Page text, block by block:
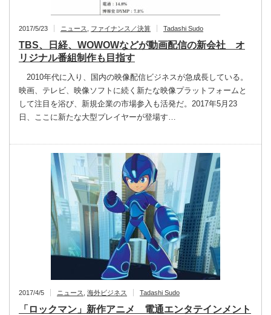
2017/5/23 ニュース ファイナンス／決算 Tadashi Sudo
TBS、日経、WOWOWなどが動画配信の新会社 オ
リジナル番組制作も目指す
2010年代に入り、国内の映像配信ビジネスが急成長している。
映画、テレビ、映像ソフトに続く新たな映像プラットフォームと
して注目を浴び、新規企業の市場参入も活発だ。2017年5月23
日、ここに新たな大型プレイヤーが登場す…
2017/4/5 ニュース 海外ビジネス Tadashi Sudo
「ロックマン」新作アニメ 電通エンタテインメント